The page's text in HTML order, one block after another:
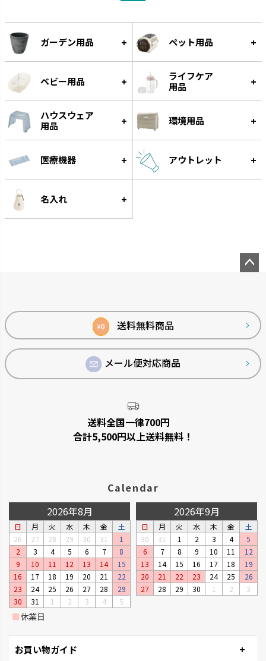
スラック ジョーロ
大容量なのにスリムなじょうろ
です。
グレース
細く優しい水が根元に注げます。
ベビーリーフプランター
窓辺やキッチンで、手軽に菜園が
楽しめるプランターです。
ステッチ
やさしいたたずまいのプランタ
ーです。
タウンプランター
軽くて丈夫な大型プランターで
す。
ルです。
ガーデン用品 ペット用品
ベビー用品
ライフケア
用品
ハウスウェア
用品
環境用品
医療機器 アウトレット
名入れ
¥0 送料無料商品
メール便対応商品
送料全国一律700円
合計5,500円以上送料無料！
Calendar
2026年8月
日 月 火 水 木 金
土
26
27 28 29 30 31
1
2
3 4 5 6 7
8
9
10 11 12 13 14
15
16
17 18 19 20 21
22
23
24 25 26 27 28
29
30
31 1 2 3 4 5
2026年9月
日 月 火 水 木 金
土
30
31 1 2 3 4
5
6
7 8 9 10 11
12
13
14 15 16 17 18
19
20
21 22 23 24 25
26
27
28 29 30 1 2 3
■休業日
お買い物ガイド
ップ
へ